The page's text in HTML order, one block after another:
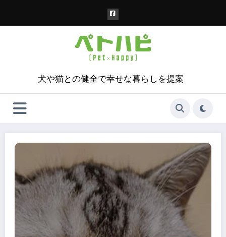
犬や猫との健全で幸せな暮らしを提案